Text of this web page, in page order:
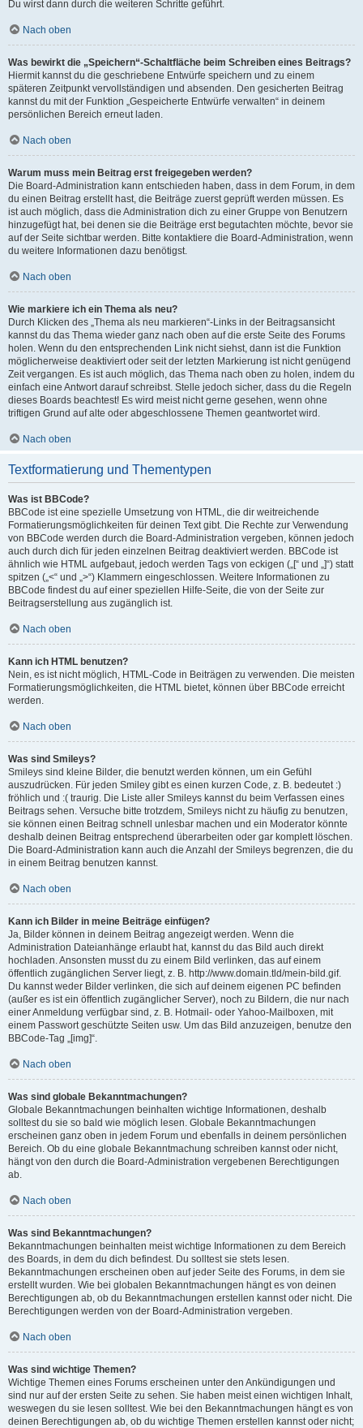
Du wirst dann durch die weiteren Schritte geführt.
Nach oben
Was bewirkt die „Speichern“-Schaltfläche beim Schreiben eines Beitrags?
Hiermit kannst du die geschriebene Entwürfe speichern und zu einem
späteren Zeitpunkt vervollständigen und absenden. Den gesicherten Beitrag
kannst du mit der Funktion „Gespeicherte Entwürfe verwalten“ in deinem
persönlichen Bereich erneut laden.
Nach oben
Warum muss mein Beitrag erst freigegeben werden?
Die Board-Administration kann entschieden haben, dass in dem Forum, in dem
du einen Beitrag erstellt hast, die Beiträge zuerst geprüft werden müssen. Es
ist auch möglich, dass die Administration dich zu einer Gruppe von Benutzern
hinzugefügt hat, bei denen sie die Beiträge erst begutachten möchte, bevor sie
auf der Seite sichtbar werden. Bitte kontaktiere die Board-Administration, wenn
du weitere Informationen dazu benötigst.
Nach oben
Wie markiere ich ein Thema als neu?
Durch Klicken des „Thema als neu markieren“-Links in der Beitragsansicht
kannst du das Thema wieder ganz nach oben auf die erste Seite des Forums
holen. Wenn du den entsprechenden Link nicht siehst, dann ist die Funktion
möglicherweise deaktiviert oder seit der letzten Markierung ist nicht genügend
Zeit vergangen. Es ist auch möglich, das Thema nach oben zu holen, indem du
einfach eine Antwort darauf schreibst. Stelle jedoch sicher, dass du die Regeln
dieses Boards beachtest! Es wird meist nicht gerne gesehen, wenn ohne
triftigen Grund auf alte oder abgeschlossene Themen geantwortet wird.
Nach oben
Textformatierung und Thementypen
Was ist BBCode?
BBCode ist eine spezielle Umsetzung von HTML, die dir weitreichende
Formatierungsmöglichkeiten für deinen Text gibt. Die Rechte zur Verwendung
von BBCode werden durch die Board-Administration vergeben, können jedoch
auch durch dich für jeden einzelnen Beitrag deaktiviert werden. BBCode ist
ähnlich wie HTML aufgebaut, jedoch werden Tags von eckigen („[“ und „]“) statt
spitzen („<“ und „>“) Klammern eingeschlossen. Weitere Informationen zu
BBCode findest du auf einer speziellen Hilfe-Seite, die von der Seite zur
Beitragserstellung aus zugänglich ist.
Nach oben
Kann ich HTML benutzen?
Nein, es ist nicht möglich, HTML-Code in Beiträgen zu verwenden. Die meisten
Formatierungsmöglichkeiten, die HTML bietet, können über BBCode erreicht
werden.
Nach oben
Was sind Smileys?
Smileys sind kleine Bilder, die benutzt werden können, um ein Gefühl
auszudrücken. Für jeden Smiley gibt es einen kurzen Code, z. B. bedeutet :)
fröhlich und :( traurig. Die Liste aller Smileys kannst du beim Verfassen eines
Beitrags sehen. Versuche bitte trotzdem, Smileys nicht zu häufig zu benutzen,
sie können einen Beitrag schnell unlesbar machen und ein Moderator könnte
deshalb deinen Beitrag entsprechend überarbeiten oder gar komplett löschen.
Die Board-Administration kann auch die Anzahl der Smileys begrenzen, die du
in einem Beitrag benutzen kannst.
Nach oben
Kann ich Bilder in meine Beiträge einfügen?
Ja, Bilder können in deinem Beitrag angezeigt werden. Wenn die
Administration Dateianhänge erlaubt hat, kannst du das Bild auch direkt
hochladen. Ansonsten musst du zu einem Bild verlinken, das auf einem
öffentlich zugänglichen Server liegt, z. B. http://www.domain.tld/mein-bild.gif.
Du kannst weder Bilder verlinken, die sich auf deinem eigenen PC befinden
(außer es ist ein öffentlich zugänglicher Server), noch zu Bildern, die nur nach
einer Anmeldung verfügbar sind, z. B. Hotmail- oder Yahoo-Mailboxen, mit
einem Passwort geschützte Seiten usw. Um das Bild anzuzeigen, benutze den
BBCode-Tag „[img]“.
Nach oben
Was sind globale Bekanntmachungen?
Globale Bekanntmachungen beinhalten wichtige Informationen, deshalb
solltest du sie so bald wie möglich lesen. Globale Bekanntmachungen
erscheinen ganz oben in jedem Forum und ebenfalls in deinem persönlichen
Bereich. Ob du eine globale Bekanntmachung schreiben kannst oder nicht,
hängt von den durch die Board-Administration vergebenen Berechtigungen
ab.
Nach oben
Was sind Bekanntmachungen?
Bekanntmachungen beinhalten meist wichtige Informationen zu dem Bereich
des Boards, in dem du dich befindest. Du solltest sie stets lesen.
Bekanntmachungen erscheinen oben auf jeder Seite des Forums, in dem sie
erstellt wurden. Wie bei globalen Bekanntmachungen hängt es von deinen
Berechtigungen ab, ob du Bekanntmachungen erstellen kannst oder nicht. Die
Berechtigungen werden von der Board-Administration vergeben.
Nach oben
Was sind wichtige Themen?
Wichtige Themen eines Forums erscheinen unter den Ankündigungen und
sind nur auf der ersten Seite zu sehen. Sie haben meist einen wichtigen Inhalt,
weswegen du sie lesen solltest. Wie bei den Bekanntmachungen hängt es von
deinen Berechtigungen ab, ob du wichtige Themen erstellen kannst oder nicht;